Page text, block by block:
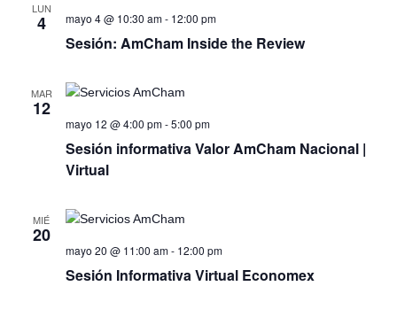
LUN
4 mayo 4 @ 10:30 am- 12:00 pm
Sesión: AmCham Inside the Review
MAR
12
mayo 12 @ 4:00 pm-5:00 pm
Sesión informativa Valor AmCham Nacional |
Virtual
MIÉ
20
mayo 20 @ 11:00 am- 12:00 pm
Sesión Informativa Virtual Economex